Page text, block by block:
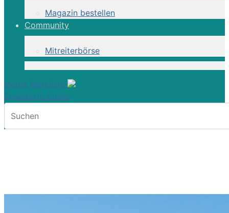
Magazin bestellen
Community
Mitreiterbörse
meine Merkliste
Erweiterte Suche